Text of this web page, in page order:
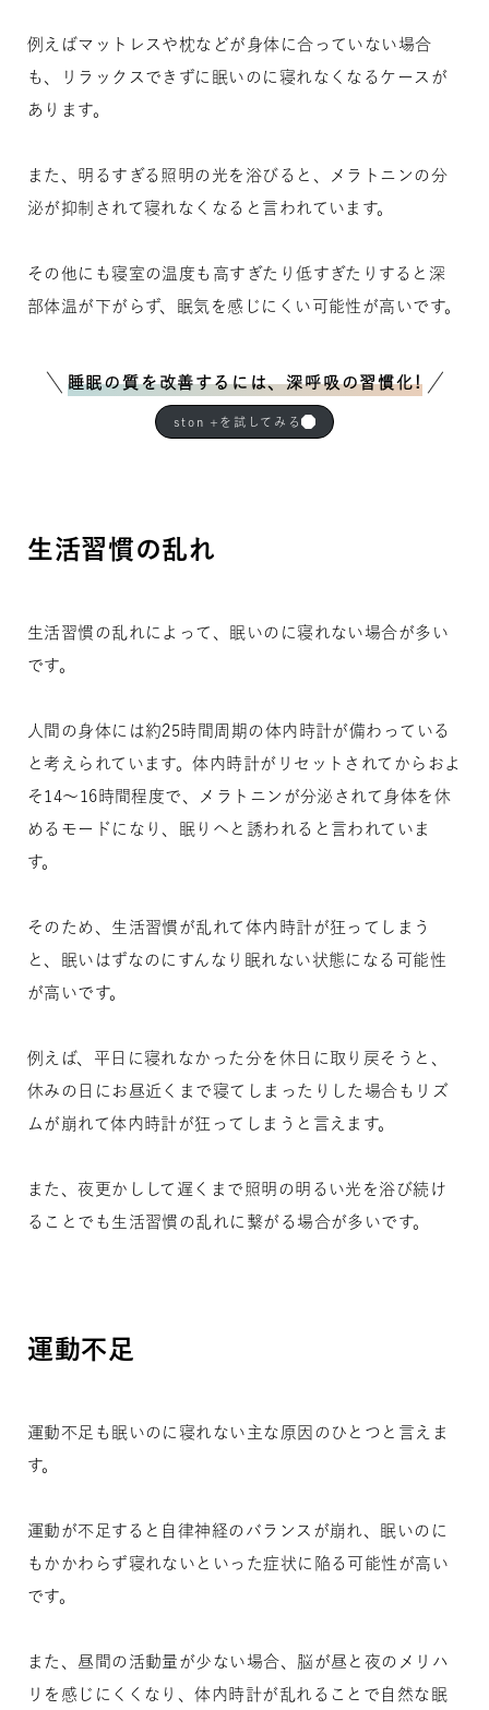
例えばマットレスや枕などが身体に合っていない場合
も、リラックスできずに眠いのに寝れなくなるケースが
あります。
また、明るすぎる照明の光を浴びると、メラトニンの分
泌が抑制されて寝れなくなると言われています。
その他にも寝室の温度も高すぎたり低すぎたりすると深
部体温が下がらず、眠気を感じにくい可能性が高いです。
睡眠の質を改善するには、深呼吸の習慣化!
ston +を試してみる
生活習慣の乱れ
生活習慣の乱れによって、眠いのに寝れない場合が多い
です。
人間の身体には約25時間周期の体内時計が備わっている
と考えられています。体内時計がリセットされてからおよ
そ14～16時間程度で、メラトニンが分泌されて身体を休
めるモードになり、眠りへと誘われると言われていま
す。
そのため、生活習慣が乱れて体内時計が狂ってしまう
と、眠いはずなのにすんなり眠れない状態になる可能性
が高いです。
例えば、平日に寝れなかった分を休日に取り戻そうと、
休みの日にお昼近くまで寝てしまったりした場合もリズ
ムが崩れて体内時計が狂ってしまうと言えます。
また、夜更かしして遅くまで照明の明るい光を浴び続け
ることでも生活習慣の乱れに繋がる場合が多いです。
運動不足
運動不足も眠いのに寝れない主な原因のひとつと言えま
す。
運動が不足すると自律神経のバランスが崩れ、眠いのに
もかかわらず寝れないといった症状に陥る可能性が高い
です。
また、昼間の活動量が少ない場合、脳が昼と夜のメリハ
リを感じにくくなり、体内時計が乱れることで自然な眠